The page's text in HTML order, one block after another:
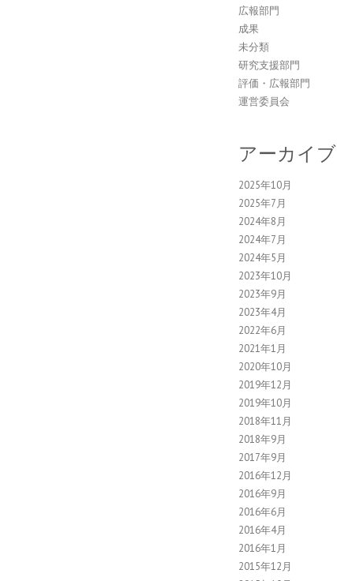
広報部門
成果
未分類
研究支援部門
評価・広報部門
運営委員会
アーカイブ
2025年10月
2025年7月
2024年8月
2024年7月
2024年5月
2023年10月
2023年9月
2023年4月
2022年6月
2021年1月
2020年10月
2019年12月
2019年10月
2018年11月
2018年9月
2017年9月
2016年12月
2016年9月
2016年6月
2016年4月
2016年1月
2015年12月